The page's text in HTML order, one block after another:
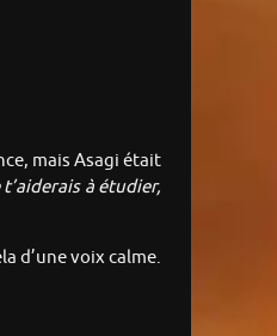
mais Asagi était
t’aiderais à étudier,
d’une voix calme.